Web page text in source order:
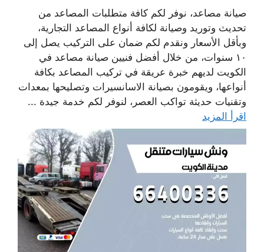
صيانة مصاعد، نوفر لكم كافة متطلبات المصاعد من
تحديث وتوريد وصيانة لكافة أنواع المصاعد التجارية،
وبأقل الأسعار ونقدم لكم ضمان على التركيب يصل إلى
١٠ سنوات، من خلال أفضل فنيين صيانة مصاعد في
الكويت لديهم خبرة عريقة في تركيب المصاعد بكافة
أنواعها، ويقومون بصيانة الاسانسيرات وتصليحها بمعدات
وتقنيات حديثة تواكب العصر، لنوفر لكم خدمة جيدة ...
اقرأ المزيد